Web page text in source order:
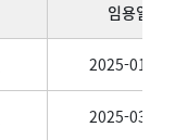
임용일
2025-01-01
2025-03-01